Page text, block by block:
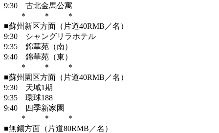
9:30 古北金馬公寓
＊ ＊ ＊
■蘇州新区方面（片道40RMB／名）
9:30 シャングリラホテル
9:35 錦華苑（南）
9:40 錦華苑（東）
＊ ＊ ＊
■蘇州園区方面（片道40RMB／名）
9:30 天域1期
9:35 環球188
9:40 四季新家園
＊ ＊ ＊
■無錫方面（片道80RMB／名）